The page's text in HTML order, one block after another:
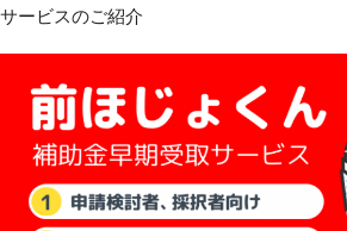
サービスのご紹介